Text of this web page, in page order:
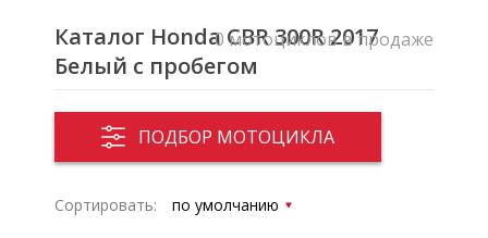
Каталог Honda CBR 300R 2017
Белый с пробегом
ПОДБОР МОТОЦИКЛА
0 мотоциклов в продаже
Сортировать: